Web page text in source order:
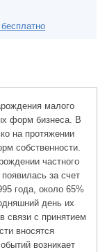
малого
форм бизнеса. В
на протяжении
собственности.
частного
за счет
года, около 65%
день их
связи с принятием
вносятся
возникает